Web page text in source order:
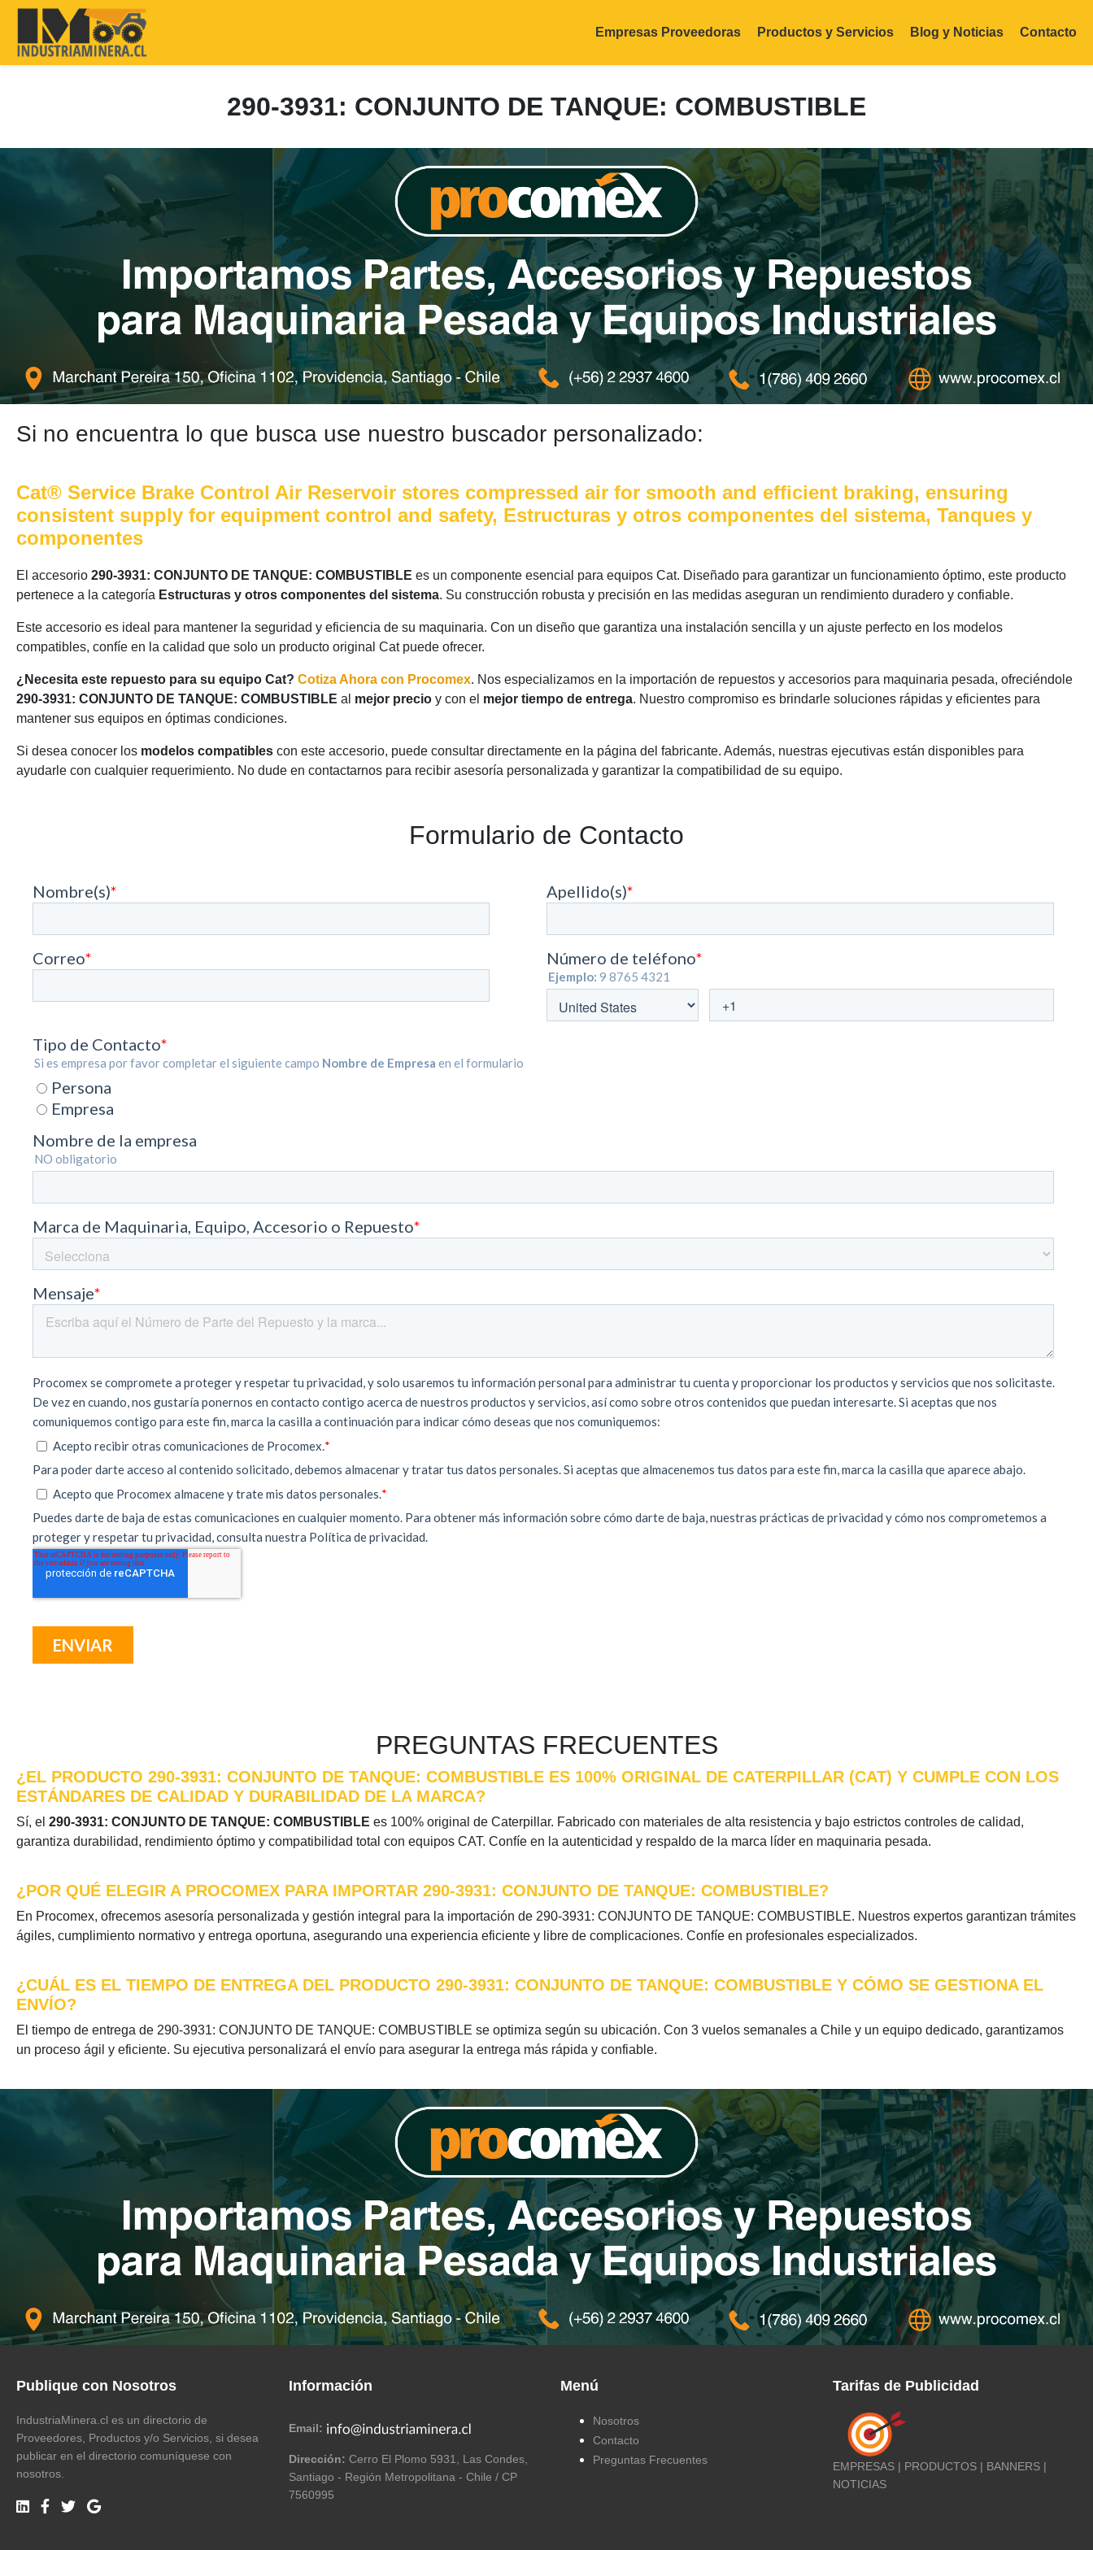
Empresas Proveedoras Productos y Servicios Blog y Noticias Contacto
290-3931: CONJUNTO DE TANQUE: COMBUSTIBLE
Si no encuentra lo que busca use nuestro buscador personalizado:
Cat® Service Brake Control Air Reservoir stores compressed air for smooth and efficient braking, ensuring
consistent supply for equipment control and safety, Estructuras y otros componentes del sistema, Tanques y
componentes
El accesorio 290-3931: CONJUNTO DE TANQUE: COMBUSTIBLE es un componente esencial para equipos Cat. Diseñado para garantizar un funcionamiento óptimo, este producto
pertenece a la categoría Estructuras y otros componentes del sistema. Su construcción robusta y precisión en las medidas aseguran un rendimiento duradero y confiable.
Este accesorio es ideal para mantener la seguridad y eficiencia de su maquinaria. Con un diseño que garantiza una instalación sencilla y un ajuste perfecto en los modelos
compatibles, confíe en la calidad que solo un producto original Cat puede ofrecer.
¿Necesita este repuesto para su equipo Cat? Cotiza Ahora con Procomex. Nos especializamos en la importación de repuestos y accesorios para maquinaria pesada, ofreciéndole
290-3931: CONJUNTO DE TANQUE: COMBUSTIBLE al mejor precio y con el mejor tiempo de entrega. Nuestro compromiso es brindarle soluciones rápidas y eficientes para
mantener sus equipos en óptimas condiciones.
Si desea conocer los modelos compatibles con este accesorio, puede consultar directamente en la página del fabricante. Además, nuestras ejecutivas están disponibles para
ayudarle con cualquier requerimiento. No dude en contactarnos para recibir asesoría personalizada y garantizar la compatibilidad de su equipo.
Formulario de Contacto
PREGUNTAS FRECUENTES
¿EL PRODUCTO 290-3931: CONJUNTO DE TANQUE: COMBUSTIBLE ES 100% ORIGINAL DE CATERPILLAR (CAT) Y CUMPLE CON LOS
ESTÁNDARES DE CALIDAD Y DURABILIDAD DE LA MARCA?
Sí, el 290-3931: CONJUNTO DE TANQUE: COMBUSTIBLE es 100% original de Caterpillar. Fabricado con materiales de alta resistencia y bajo estrictos controles de calidad,
garantiza durabilidad, rendimiento óptimo y compatibilidad total con equipos CAT. Confíe en la autenticidad y respaldo de la marca líder en maquinaria pesada.
¿POR QUÉ ELEGIR A PROCOMEX PARA IMPORTAR 290-3931: CONJUNTO DE TANQUE: COMBUSTIBLE?
En Procomex, ofrecemos asesoría personalizada y gestión integral para la importación de 290-3931: CONJUNTO DE TANQUE: COMBUSTIBLE. Nuestros expertos garantizan trámites
ágiles, cumplimiento normativo y entrega oportuna, asegurando una experiencia eficiente y libre de complicaciones. Confíe en profesionales especializados.
¿CUÁL ES EL TIEMPO DE ENTREGA DEL PRODUCTO 290-3931: CONJUNTO DE TANQUE: COMBUSTIBLE Y CÓMO SE GESTIONA EL
ENVÍO?
El tiempo de entrega de 290-3931: CONJUNTO DE TANQUE: COMBUSTIBLE se optimiza según su ubicación. Con 3 vuelos semanales a Chile y un equipo dedicado, garantizamos
un proceso ágil y eficiente. Su ejecutiva personalizará el envío para asegurar la entrega más rápida y confiable.
Publique con Nosotros
IndustriaMinera.cl es un directorio de
Proveedores, Productos y/o Servicios, si desea
publicar en el directorio comuníquese con
nosotros.
Información
Email:
Dirección: Cerro El Plomo 5931, Las Condes,
Santiago - Región Metropolitana - Chile / CP
7560995
Menú
Nosotros
Contacto
Preguntas Frecuentes
Tarifas de Publicidad
EMPRESAS | PRODUCTOS | BANNERS |
NOTICIAS